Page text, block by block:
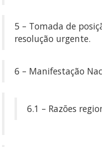
5 – Tomada de
resolução urgente.
6 – Manifestação
6.1 – Razões